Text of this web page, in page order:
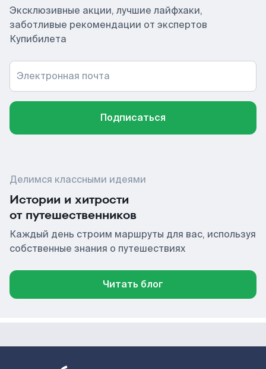
Эксклюзивные акции, лучшие лайфхаки,
заботливые рекомендации от экспертов
Купибилета
Электронная почта
Подписаться
Делимся классными идеями
Истории и хитрости
от путешественников
Каждый день строим маршруты для вас, используя
собственные знания о путешествиях
Читать блог